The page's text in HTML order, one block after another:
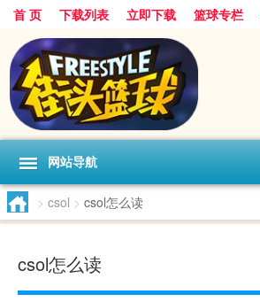
首 页 下载列表 立即下载 篮球专栏
网站导航
> csol > csol怎么读
csol怎么读